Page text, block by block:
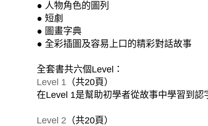
● 人物角色的圖列
● 短劇
● 圖畫字典
● 全彩插圖及容易上口的精彩對話故事
全套書共六個Level：
Level 1 （共20頁）
在Level 1是幫助初學者從故事中學習到
Level 2 （共20頁）